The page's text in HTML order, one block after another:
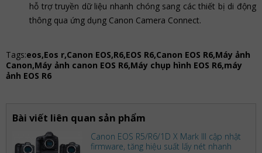
hỗ trợ truyền dữ liệu nhanh chóng sang các thiết bị di động
thông qua ứng dụng Canon Camera Connect.
Tags:eos,Eos r,Canon EOS,R6,EOS R6,Canon EOS R6,Máy ảnh
Canon,Máy ảnh canon EOS R6,Máy chụp hình EOS R6,máy
ảnh EOS R6
Bài viết liên quan sản phẩm
Canon EOS R5/R6/1D X Mark III cập nhật
firmware, tăng hiệu suất lấy nét nhanh